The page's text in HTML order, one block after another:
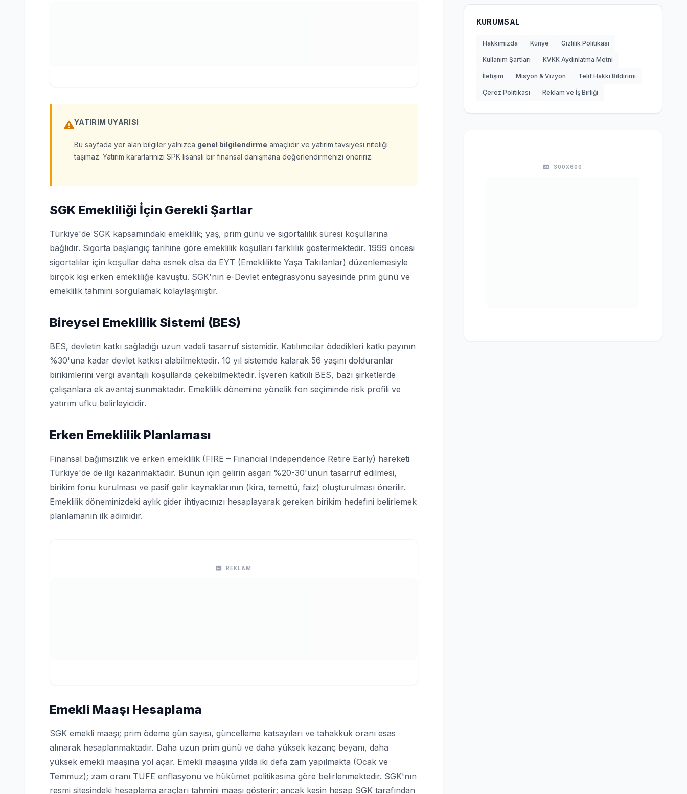
YATIRIM UYARISI
Bu sayfada yer alan bilgiler yalnızca genel bilgilendirme amaçlıdır ve yatırım tavsiyesi niteliği
taşımaz. Yatırım kararlarınızı SPK lisanslı bir finansal danışmana değerlendirmenizi öneririz.
SGK Emekliliği İçin Gerekli Şartlar
Türkiye'de SGK kapsamındaki emeklilik; yaş, prim günü ve sigortalılık süresi koşullarına
bağlıdır. Sigorta başlangıç tarihine göre emeklilik koşulları farklılık göstermektedir. 1999 öncesi
sigortalılar için koşullar daha esnek olsa da EYT (Emeklilikte Yaşa Takılanlar) düzenlemesiyle
birçok kişi erken emekliliğe kavuştu. SGK'nın e-Devlet entegrasyonu sayesinde prim günü ve
emeklilik tahmini sorgulamak kolaylaşmıştır.
Bireysel Emeklilik Sistemi (BES)
BES, devletin katkı sağladığı uzun vadeli tasarruf sistemidir. Katılımcılar ödedikleri katkı payının
%30'una kadar devlet katkısı alabilmektedir. 10 yıl sistemde kalarak 56 yaşını dolduranlar
birikimlerini vergi avantajlı koşullarda çekebilmektedir. İşveren katkılı BES, bazı şirketlerde
çalışanlara ek avantaj sunmaktadır. Emeklilik dönemine yönelik fon seçiminde risk profili ve
yatırım ufku belirleyicidir.
Erken Emeklilik Planlaması
Finansal bağımsızlık ve erken emeklilik (FIRE – Financial Independence Retire Early) hareketi
Türkiye'de de ilgi kazanmaktadır. Bunun için gelirin asgari %20-30'unun tasarruf edilmesi,
birikim fonu kurulması ve pasif gelir kaynaklarının (kira, temettü, faiz) oluşturulması önerilir.
Emeklilik döneminizdeki aylık gider ihtiyacınızı hesaplayarak gereken birikim hedefini belirlemek
planlamanın ilk adımıdır.
REKLAM
Emekli Maaşı Hesaplama
SGK emekli maaşı; prim ödeme gün sayısı, güncelleme katsayıları ve tahakkuk oranı esas
alınarak hesaplanmaktadır. Daha uzun prim günü ve daha yüksek kazanç beyanı, daha
yüksek emekli maaşına yol açar. Emekli maaşına yılda iki defa zam yapılmakta (Ocak ve
Temmuz); zam oranı TÜFE enflasyonu ve hükümet politikasına göre belirlenmektedir. SGK'nın
resmi sitesindeki hesaplama araçları tahmini maaşı gösterir; ancak kesin hesap SGK tarafından
KURUMSAL
Hakkımızda Künye Gizlilik Politikası
Kullanım Şartları KVKK Aydınlatma Metni
İletişim Misyon & Vizyon Telif Hakkı Bildirimi
Çerez Politikası Reklam ve İş Birliği
300X600